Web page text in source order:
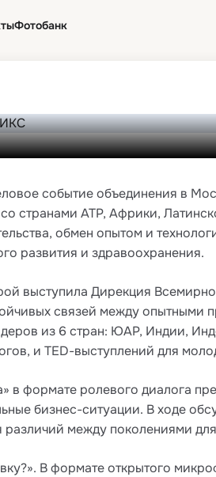
Фотобанк
событие объединения в
странами АТР, Африки,
обмен опытом и
развития и здравоохранения.
выступила Дирекция
связей между опытными
из 6 стран: ЮАР, Индии,
и TED-выступлений для
формате ролевого диалога
бизнес-ситуации. В ходе
между поколениями
В формате открытого